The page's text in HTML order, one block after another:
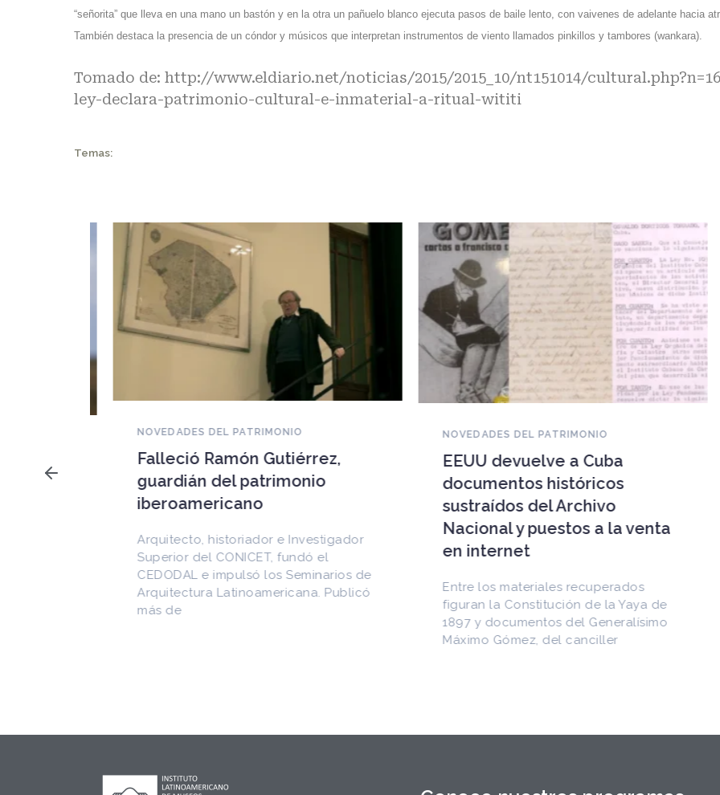
“señorita” que lleva en una mano un bastón y en la otra un pañuelo blanco ejecuta pasos de baile lento, con vaivenes de adelante hacia
También destaca la presencia de un cóndor y músicos que interpretan instrumentos de viento llamados pinkillos y tambores (wankara).
Tomado de: http://www.eldiario.net/noticias/2015/2015_10/nt151014/
ley-declara-patrimonio-cultural-e-inmaterial-a-ritual-wititi
Temas:
NOVEDADES DEL PATRIMONIO
Falleció Ramón Gutiérrez,
guardián del patrimonio
iberoamericano
Arquitecto, historiador e Investigador
Superior del CONICET, fundó el
CEDODAL e impulsó los Seminarios de
Arquitectura Latinoamericana. Publicó
más de
NOVEDADES DEL PATRIMONIO
EEUU devuelve a Cuba
documentos históricos
sustraídos del Archivo
Nacional y puestos a la venta
en internet
Entre los materiales recuperados
figuran la Constitución de la Yaya de
1897 y documentos del Generalísimo
Máximo Gómez, del canciller